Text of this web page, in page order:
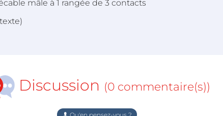
mâle à 1 rangée de 3 contacts
Discussion (0 commentaire(s))